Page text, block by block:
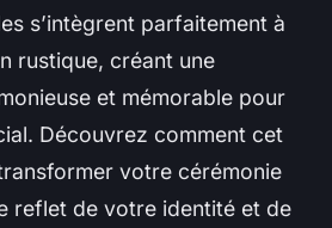
s’intègrent parfaitement à
rustique, créant une
et mémorable pour
Découvrez comment cet
votre cérémonie
reflet de votre identité et de